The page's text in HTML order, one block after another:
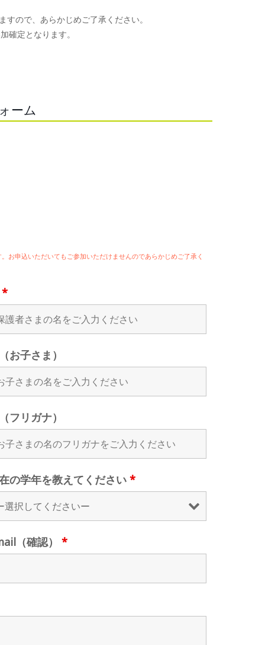
ので、あらかじめご了承ください。
確定となります。
ーム
お申込いただいてもご参加いただけませんのであらかじめご了承く
*
お子さま）
フリガナ）
の学年を教えてください*
（確認）*